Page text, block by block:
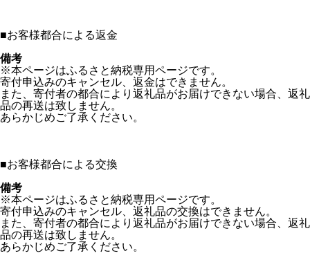
■お客様都合による返金
備考
※本ページはふるさと納税専用ページです。
寄付申込みのキャンセル、返金はできません。
また、寄付者の都合により返礼品がお届けできない場合、返礼
品の再送は致しません。
あらかじめご了承ください。
■お客様都合による交換
備考
※本ページはふるさと納税専用ページです。
寄付申込みのキャンセル、返礼品の交換はできません。
また、寄付者の都合により返礼品がお届けできない場合、返礼
品の再送は致しません。
あらかじめご了承ください。